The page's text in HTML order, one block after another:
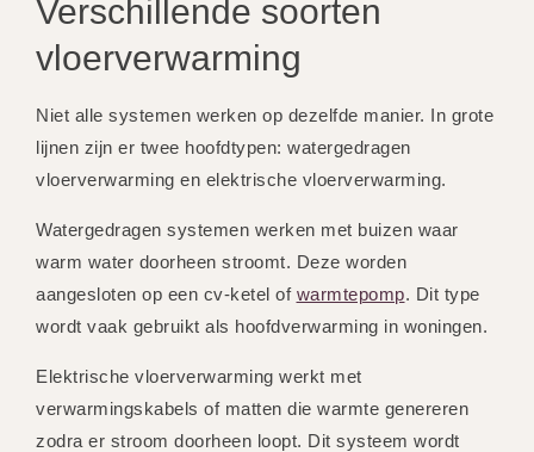
Verschillende soorten
vloerverwarming
Niet alle systemen werken op dezelfde manier. In grote
lijnen zijn er twee hoofdtypen: watergedragen
vloerverwarming en elektrische vloerverwarming.
Watergedragen systemen werken met buizen waar
warm water doorheen stroomt. Deze worden
aangesloten op een cv-ketel of warmtepomp. Dit type
wordt vaak gebruikt als hoofdverwarming in woningen.
Elektrische vloerverwarming werkt met
verwarmingskabels of matten die warmte genereren
zodra er stroom doorheen loopt. Dit systeem wordt